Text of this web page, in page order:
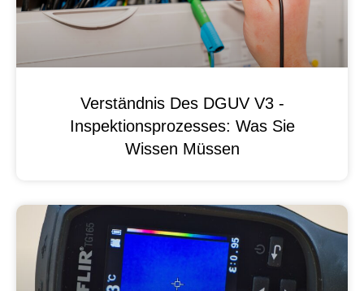
Verständnis Des DGUV V3 -
Inspektionsprozesses: Was Sie
Wissen Müssen